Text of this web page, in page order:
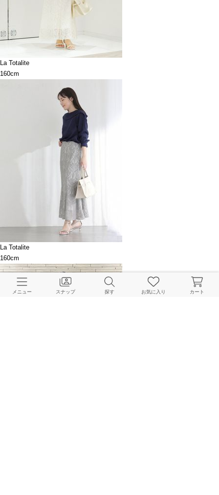
La Totalite
160cm
La Totalite
160cm
メニュー スナップ 探す お気に入り カート